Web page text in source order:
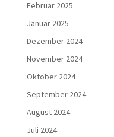
Februar 2025
Januar 2025
Dezember 2024
November 2024
Oktober 2024
September 2024
August 2024
Juli 2024